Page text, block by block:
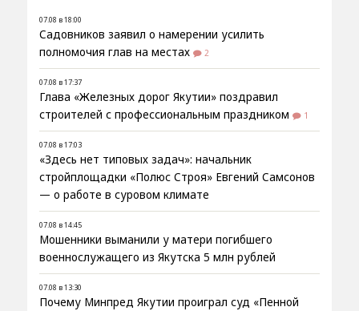
07.08 в 18:00
Садовников заявил о намерении усилить
полномочия глав на местах
2
07.08 в 17:37
Глава «Железных дорог Якутии» поздравил
строителей с профессиональным праздником
1
07.08 в 17:03
«Здесь нет типовых задач»: начальник
стройплощадки «Полюс Строя» Евгений Самсонов
— о работе в суровом климате
07.08 в 14:45
Мошенники выманили у матери погибшего
военнослужащего из Якутска 5 млн рублей
07.08 в 13:30
Почему Минпред Якутии проиграл суд «Пенной